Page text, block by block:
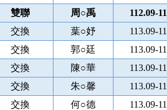
雙聯 周○禹
112.09-
交換 葉○妤
113.09-
交換 郭○廷
113.09-
交換 陳○華
113.09-
交換 朱○馨
113.09-
交換 何○德
113.09-